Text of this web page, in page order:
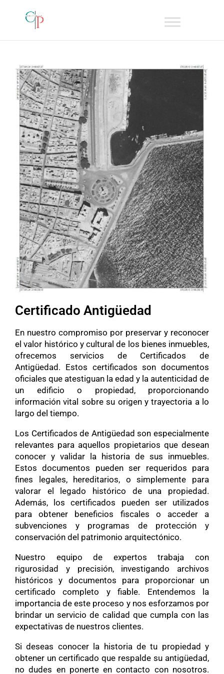
Certificado Antigüedad
En nuestro compromiso por preservar y reconocer
el valor histórico y cultural de los bienes inmuebles,
ofrecemos servicios de Certificados de
Antigüedad. Estos certificados son documentos
oficiales que atestiguan la edad y la autenticidad de
un edificio o propiedad, proporcionando
información vital sobre su origen y trayectoria a lo
largo del tiempo.
Los Certificados de Antigüedad son especialmente
relevantes para aquellos propietarios que desean
conocer y validar la historia de sus inmuebles.
Estos documentos pueden ser requeridos para
fines legales, hereditarios, o simplemente para
valorar el legado histórico de una propiedad.
Además, los certificados pueden ser utilizados
para obtener beneficios fiscales o acceder a
subvenciones y programas de protección y
conservación del patrimonio arquitectónico.
Nuestro equipo de expertos trabaja con
rigurosidad y precisión, investigando archivos
históricos y documentos para proporcionar un
certificado completo y fiable. Entendemos la
importancia de este proceso y nos esforzamos por
brindar un servicio de calidad que cumpla con las
expectativas de nuestros clientes.
Si deseas conocer la historia de tu propiedad y
obtener un certificado que respalde su antigüedad,
no dudes en ponerte en contacto con nosotros.